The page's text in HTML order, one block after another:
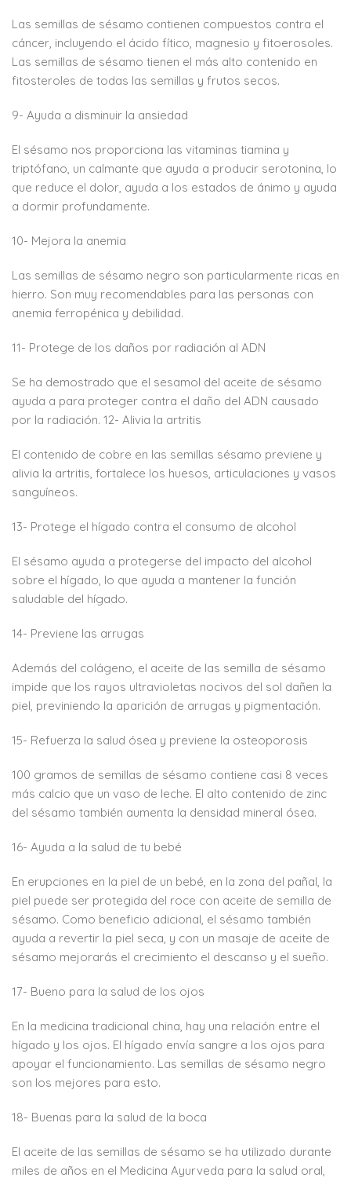
Las semillas de sésamo contienen compuestos contra el
cáncer, incluyendo el ácido fítico, magnesio y fitoerosoles.
Las semillas de sésamo tienen el más alto contenido en
fitosteroles de todas las semillas y frutos secos.
9- Ayuda a disminuir la ansiedad
El sésamo nos proporciona las vitaminas tiamina y
triptófano, un calmante que ayuda a producir serotonina, lo
que reduce el dolor, ayuda a los estados de ánimo y ayuda
a dormir profundamente.
10- Mejora la anemia
Las semillas de sésamo negro son particularmente ricas en
hierro. Son muy recomendables para las personas con
anemia ferropénica y debilidad.
11- Protege de los daños por radiación al ADN
Se ha demostrado que el sesamol del aceite de sésamo
ayuda a para proteger contra el daño del ADN causado
por la radiación. 12- Alivia la artritis
El contenido de cobre en las semillas sésamo previene y
alivia la artritis, fortalece los huesos, articulaciones y vasos
sanguíneos.
13- Protege el hígado contra el consumo de alcohol
El sésamo ayuda a protegerse del impacto del alcohol
sobre el hígado, lo que ayuda a mantener la función
saludable del hígado.
14- Previene las arrugas
Además del colágeno, el aceite de las semilla de sésamo
impide que los rayos ultravioletas nocivos del sol dañen la
piel, previniendo la aparición de arrugas y pigmentación.
15- Refuerza la salud ósea y previene la osteoporosis
100 gramos de semillas de sésamo contiene casi 8 veces
más calcio que un vaso de leche. El alto contenido de zinc
del sésamo también aumenta la densidad mineral ósea.
16- Ayuda a la salud de tu bebé
En erupciones en la piel de un bebé, en la zona del pañal, la
piel puede ser protegida del roce con aceite de semilla de
sésamo. Como beneficio adicional, el sésamo también
ayuda a revertir la piel seca, y con un masaje de aceite de
sésamo mejorarás el crecimiento el descanso y el sueño.
17- Bueno para la salud de los ojos
En la medicina tradicional china, hay una relación entre el
hígado y los ojos. El hígado envía sangre a los ojos para
apoyar el funcionamiento. Las semillas de sésamo negro
son los mejores para esto.
18- Buenas para la salud de la boca
El aceite de las semillas de sésamo se ha utilizado durante
miles de años en el Medicina Ayurveda para la salud oral,